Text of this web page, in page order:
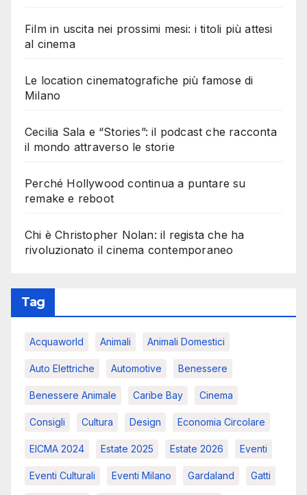
Film in uscita nei prossimi mesi: i titoli più attesi
al cinema
Le location cinematografiche più famose di
Milano
Cecilia Sala e “Stories”: il podcast che racconta
il mondo attraverso le storie
Perché Hollywood continua a puntare su
remake e reboot
Chi è Christopher Nolan: il regista che ha
rivoluzionato il cinema contemporaneo
Tag
Acquaworld Animali Animali Domestici
Auto Elettriche Automotive Benessere
Benessere Animale Caribe Bay Cinema
Consigli Cultura Design Economia Circolare
EICMA 2024 Estate 2025 Estate 2026 Eventi
Eventi Culturali Eventi Milano Gardaland Gatti